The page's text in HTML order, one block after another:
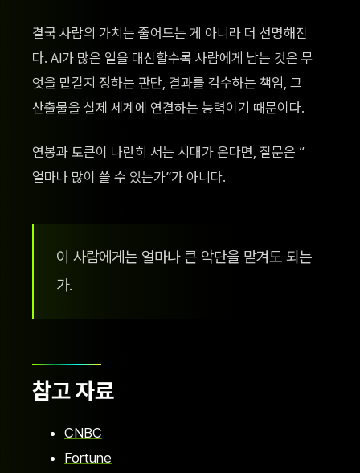
결국 사람의 가치는 줄어드는 게 아니라 더 선명해진
다. AI가 많은 일을 대신할수록 사람에게 남는 것은 무
엇을 맡길지 정하는 판단, 결과를 검수하는 책임, 그
산출물을 실제 세계에 연결하는 능력이기 때문이다.
연봉과 토큰이 나란히 서는 시대가 온다면, 질문은 “
얼마나 많이 쓸 수 있는가”가 아니다.
이 사람에게는 얼마나 큰 악단을 맡겨도 되는
가.
참고 자료
CNBC
Fortune